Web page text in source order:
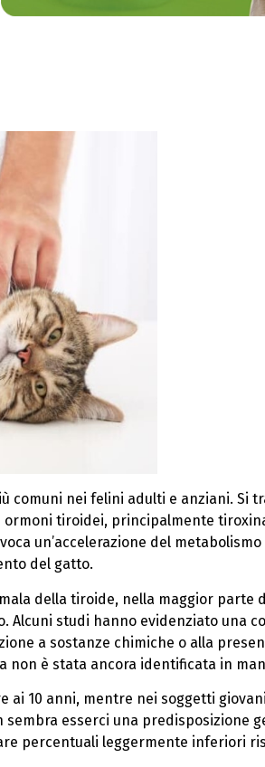
comuni nei felini adulti e anziani. Si
tiroidei, principalmente
un’accelerazione del metabolismo
del gatto.
della tiroide, nella maggior parte
Alcuni studi hanno evidenziato una
a sostanze chimiche o alla
è stata ancora identificata in
ai 10 anni, mentre nei soggetti
esserci una predisposizione
percentuali leggermente inferiori